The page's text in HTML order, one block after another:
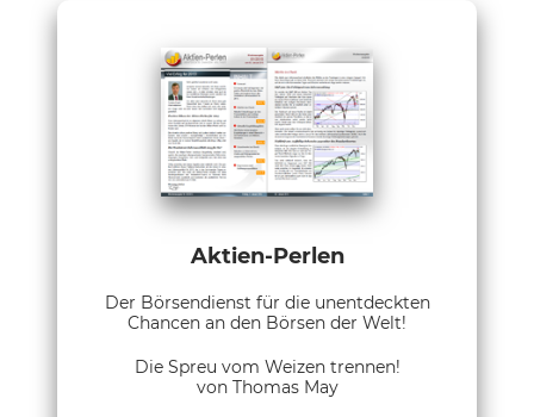
Aktien-Perlen
Der Börsendienst für die unentdeckten
Chancen an den Börsen der Welt!
Die Spreu vom Weizen trennen!
von Thomas May